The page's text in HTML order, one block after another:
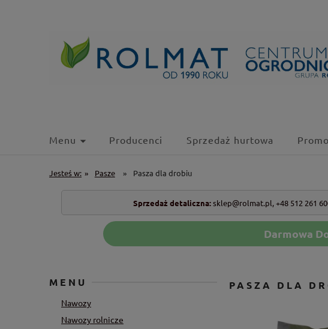
Menu Producenci Sprzedaż hurtowa
Jesteś w: » Pasze » Pasza dla drobiu
Sprzedaż detaliczna: sklep@rolmat.pl, +48 512 261
Darmowa
MENU
Nawozy
Nawozy rolnicze
PASZA DLA